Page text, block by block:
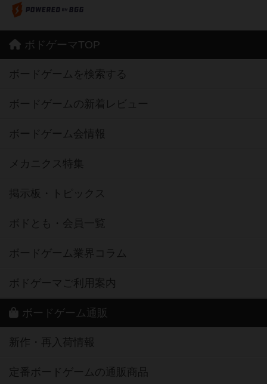
ボドゲーマTOP
ボードゲームを検索する
ボードゲームの新着レビュー
ボードゲーム会情報
メカニクス特集
掲示板・トピックス
ボドとも・会員一覧
ボードゲーム業界コラム
ボドゲーマご利用案内
ボードゲーム通販
新作・再入荷情報
定番ボードゲームの通販商品